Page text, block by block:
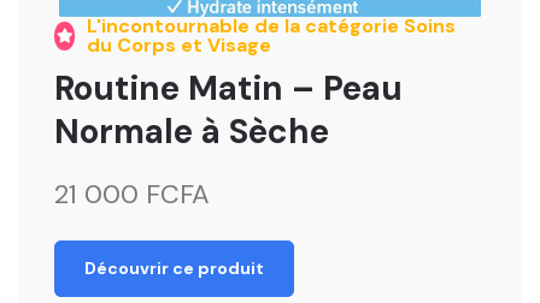
L'incontournable de la catégorie Soins
du Corps et Visage
Routine Matin – Peau
Normale à Sèche
21 000 FCFA
Découvrir ce produit